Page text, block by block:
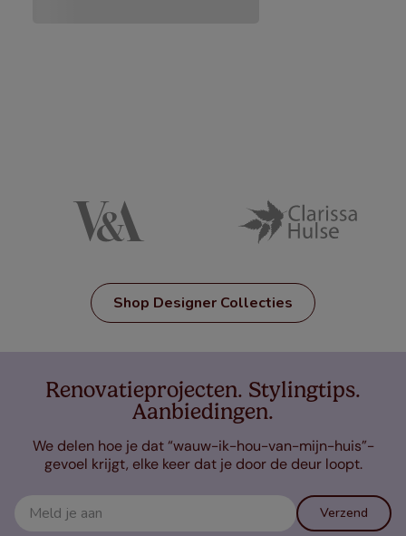
Shop Designer Collecties
Renovatieprojecten. Stylingtips.
Aanbiedingen.
We delen hoe je dat “wauw-ik-hou-van-mijn-huis”-
gevoel krijgt, elke keer dat je door de deur loopt.
Verzend